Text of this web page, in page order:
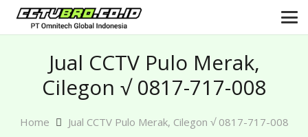
Jual CCTV Pulo Merak,
Cilegon √ 0817-717-008
Home
Jual CCTV Pulo Merak, Cilegon √ 0817-717-008